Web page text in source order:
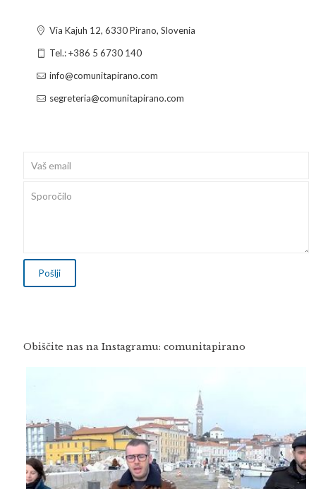
Via Kajuh 12, 6330 Pirano, Slovenia
Tel.: +386 5 6730 140
info@comunitapirano.com
segreteria@comunitapirano.com
Obiščite nas na Instagramu: comunitapirano